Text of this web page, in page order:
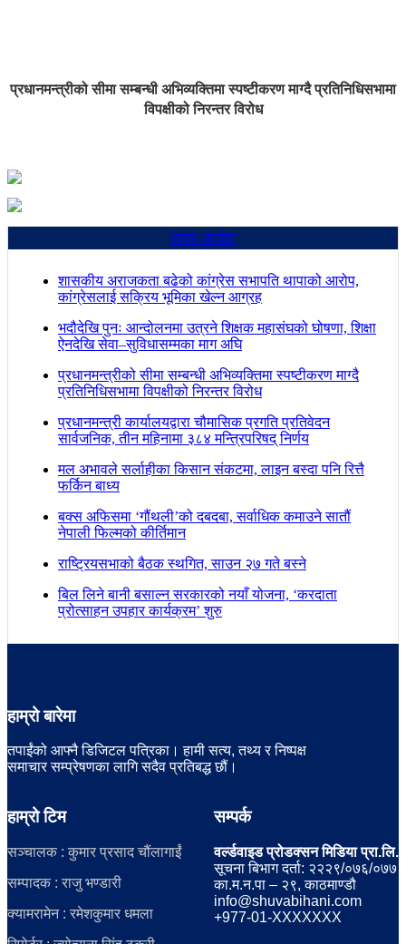
प्रधानमन्त्रीको सीमा सम्बन्धी अभिव्यक्तिमा स्पष्टीकरण माग्दै प्रतिनिधिसभामा
विपक्षीको निरन्तर विरोध
ताजा अपडेट
शासकीय अराजकता बढेको कांग्रेस सभापति थापाको आरोप,
कांग्रेसलाई सक्रिय भूमिका खेल्न आग्रह
भदौदेखि पुनः आन्दोलनमा उत्रने शिक्षक महासंघको घोषणा, शिक्षा
ऐनदेखि सेवा–सुविधासम्मका माग अघि
प्रधानमन्त्रीको सीमा सम्बन्धी अभिव्यक्तिमा स्पष्टीकरण माग्दै
प्रतिनिधिसभामा विपक्षीको निरन्तर विरोध
प्रधानमन्त्री कार्यालयद्वारा चौमासिक प्रगति प्रतिवेदन
सार्वजनिक, तीन महिनामा ३८४ मन्त्रिपरिषद् निर्णय
मल अभावले सर्लाहीका किसान संकटमा, लाइन बस्दा पनि रित्तै
फर्किन बाध्य
बक्स अफिसमा ‘गौंथली’को दबदबा, सर्वाधिक कमाउने सातौं
नेपाली फिल्मको कीर्तिमान
राष्ट्रियसभाको बैठक स्थगित, साउन २७ गते बस्ने
बिल लिने बानी बसाल्न सरकारको नयाँ योजना, ‘करदाता
प्रोत्साहन उपहार कार्यक्रम’ शुरु
हाम्रो बारेमा
तपाईंको आफ्नै डिजिटल पत्रिका। हामी सत्य, तथ्य र निष्पक्ष
समाचार सम्प्रेषणका लागि सदैव प्रतिबद्ध छौं।
हाम्रो टिम
सञ्चालक : कुमार प्रसाद चौंलागाईं
सम्पादक : राजु भण्डारी
क्यामरामेन : रमेशकुमार धमला
सम्पर्क
वर्ल्डवाइड प्रोडक्सन मिडिया प्रा.लि.
सूचना बिभाग दर्ता: २२२९/०७६/०७७
का.म.न.पा – २९, काठमाण्डौ
info@shuvabihani.com
+977-01-XXXXXXX